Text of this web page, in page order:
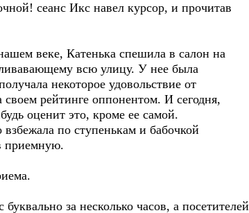
сеанс Икс навел курсор, и прочитав
веке, Катенька спешила в салон на
всю улицу. У нее была
некоторое удовольствие от
рейтинге оппонентом. И сегодня,
оценит это, кроме ее самой.
по ступенькам и бабочкой
приемную.
за несколько часов, а посетителей